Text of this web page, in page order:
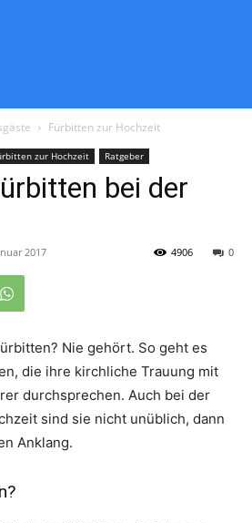
Fürbitten zur Hochzeit
zur Hochzeit Ratgeber
bei der
2017 0
4906
Nie gehört. So geht es
die ihre kirchliche Trauung mit
durchsprechen. Auch bei der
sind sie nicht unüblich, dann
Anklang.